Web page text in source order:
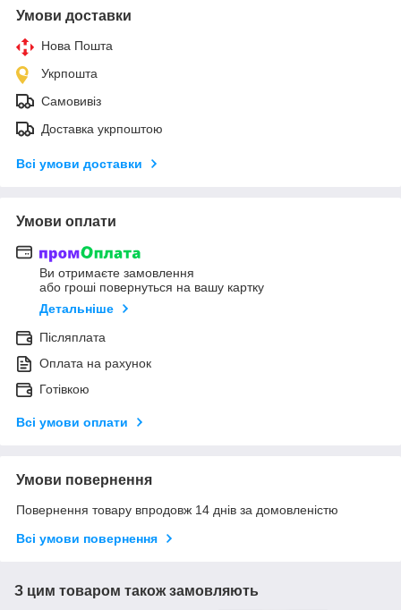
Умови доставки
Нова Пошта
Укрпошта
Самовивіз
Доставка укрпоштою
Всі умови доставки
Умови оплати
Ви отримаєте замовлення
або гроші повернуться на вашу картку
Детальніше
Післяплата
Оплата на рахунок
Готівкою
Всі умови оплати
Умови повернення
Повернення товару впродовж 14 днів за домовленістю
Всі умови повернення
З цим товаром також замовляють